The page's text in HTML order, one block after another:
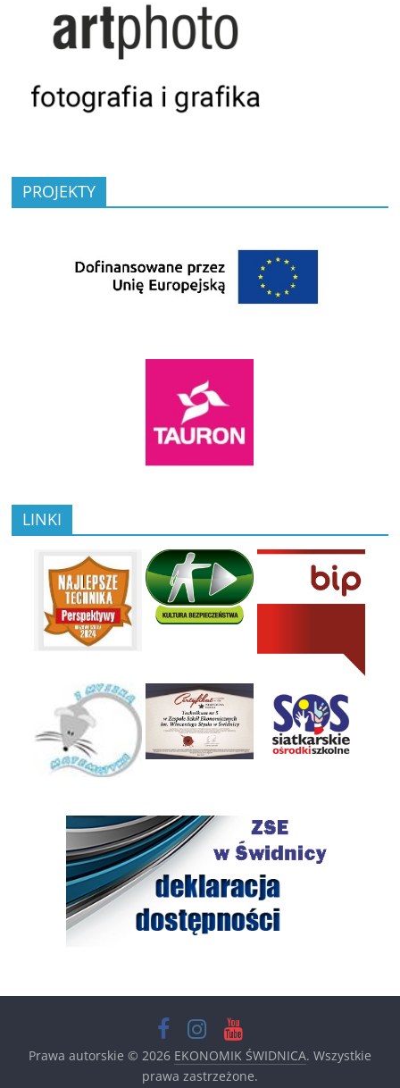
PROJEKTY
LINKI
Prawa autorskie © 2026 EKONOMIK ŚWIDNICA. Wszystkie
prawa zastrzeżone.